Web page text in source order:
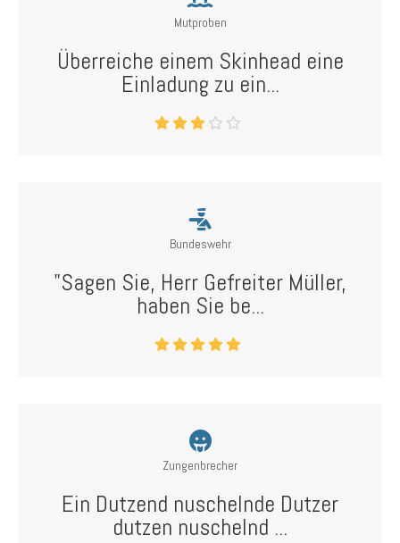
Mutproben
Überreiche einem Skinhead eine
Einladung zu ein...
Bundeswehr
"Sagen Sie, Herr Gefreiter Müller,
haben Sie be...
Zungenbrecher
Ein Dutzend nuschelnde Dutzer
dutzen nuschelnd ...